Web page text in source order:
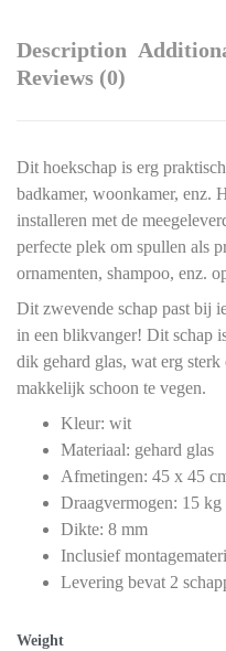
Description
Reviews (0)
Dit hoekschap is erg
badkamer, woonkamer, enz.
installeren met de
perfecte plek om spullen als
ornamenten, shampoo, enz.
Dit zwevende schap past bij
in een blikvanger! Dit schap
dik gehard glas, wat erg
makkelijk schoon te vegen.
Kleur: wit
Materiaal: gehard glas
Afmetingen: 45 x 45
Draagvermogen: 15 kg
Dikte: 8 mm
Inclusief
Levering bevat 2
Weight